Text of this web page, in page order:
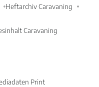
Heftarchiv Caravaning
Caravaning
Print